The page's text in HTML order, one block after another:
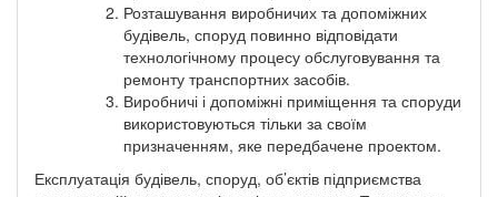
Розташування виробничих та допоміжних
будівель, споруд повинно відповідати
технологічному процесу обслуговування та
ремонту транспортних засобів.
Виробничі і допоміжні приміщення та споруди
використовуються тільки за своїм
призначенням, яке передбачене проектом.
Експлуатація будівель, споруд, об’єктів підприємства